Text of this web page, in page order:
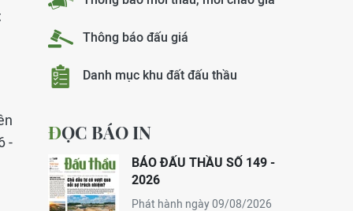
-
Thông báo đấu giá
Danh mục khu đất đấu thầu
ĐỌC BÁO IN
BÁO ĐẤU THẦU SỐ 149 -
2026
Phát hành ngày 09/08/2026